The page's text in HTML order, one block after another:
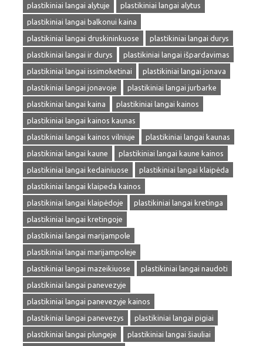
plastikiniai langai alytuje
plastikiniai langai alytus
plastikiniai langai balkonui kaina
plastikiniai langai druskininkuose
plastikiniai langai durys
plastikiniai langai ir durys
plastikiniai langai išpardavimas
plastikiniai langai issimoketinai
plastikiniai langai jonava
plastikiniai langai jonavoje
plastikiniai langai jurbarke
plastikiniai langai kaina
plastikiniai langai kainos
plastikiniai langai kainos kaunas
plastikiniai langai kainos vilniuje
plastikiniai langai kaunas
plastikiniai langai kaune
plastikiniai langai kaune kainos
plastikiniai langai kedainiuose
plastikiniai langai klaipėda
plastikiniai langai klaipeda kainos
plastikiniai langai klaipėdoje
plastikiniai langai kretinga
plastikiniai langai kretingoje
plastikiniai langai marijampole
plastikiniai langai marijampoleje
plastikiniai langai mazeikiuose
plastikiniai langai naudoti
plastikiniai langai panevezyje
plastikiniai langai panevezyje kainos
plastikiniai langai panevezys
plastikiniai langai pigiai
plastikiniai langai plungeje
plastikiniai langai šiauliai